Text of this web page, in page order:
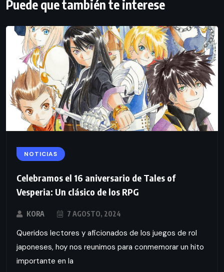
Puede que también te interese
NOTICIAS
Celebramos el 16 aniversario de Tales of
Vesperia: Un clásico de los RPG
KORA 7 AGOSTO, 2024
Queridos lectores y aficionados de los juegos de rol
japoneses, hoy nos reunimos para conmemorar un hito
importante en la